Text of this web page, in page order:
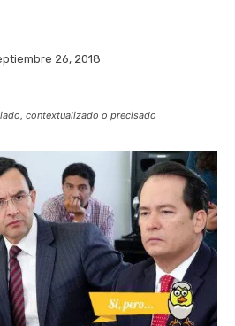
26, 2018
contextualizado o precisado